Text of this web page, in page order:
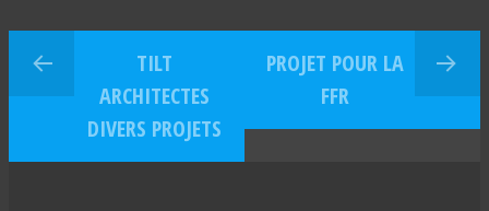
TILT
ARCHITECTES
DIVERS PROJETS
PROJET POUR LA
FFR